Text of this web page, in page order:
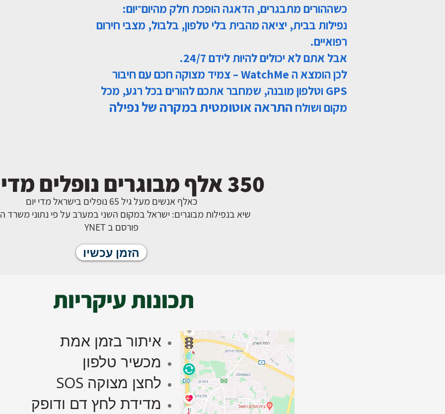
כשההורים מתבגרים, הדאגה הופכת חלק מהיום־יום:
נפילות בבית, יציאה מהבית בלי טלפון, בלבול, מצבי חירום
רפואיים.
אבל אתם לא יכולים להיות לידם 24/7.
לכן הומצא ה WatchMe – צמיד מצוקה חכם עם חיבור
GPS וטלפון מובנה, שמחבר אתכם להורים בכל רגע, מכל
מקום ושולח התראה אוטומטית במקרה של נפילה
350 אלף מבוגרים נופלים מדי שנה
כאלף אנשים מעל גיל 65 נופלים בישראל מדי יום
שיא בנפילות מבוגרים: ישראל במקום השני במערב על פי נתוני משרד
פורסם ב YNET
הזמן עכשיו
תכונות עיקריות
איתור בזמן אמת
מכשיר טלפון
לחצן מצוקה SOS
מדידת לחץ דם ודופק